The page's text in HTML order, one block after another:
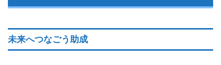
未来へつなごう助成